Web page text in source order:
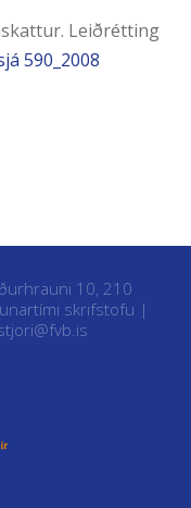
Leiðrétting
590_2008
10, 210
skrifstofu |